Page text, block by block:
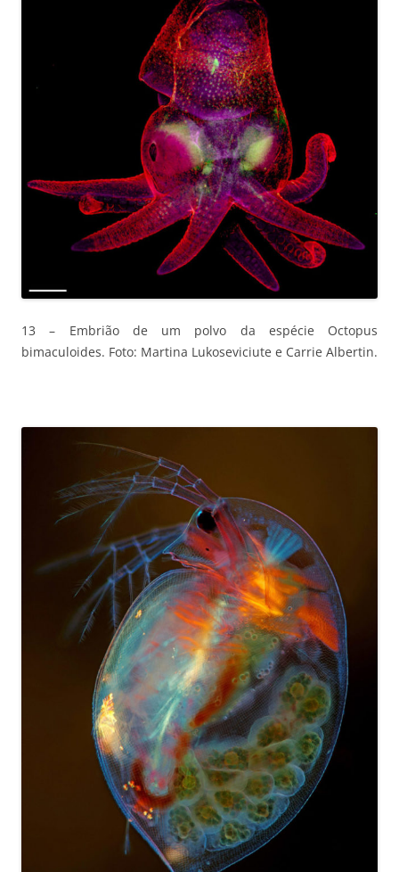
13 – Embrião de um polvo da espécie Octopus
bimaculoides. Foto: Martina Lukoseviciute e Carrie Albertin.